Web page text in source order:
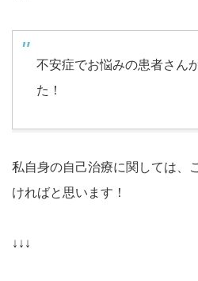
不安症でお悩みの患者さん
た！
私自身の自己治療に関しては、
ければと思います！
↓↓↓